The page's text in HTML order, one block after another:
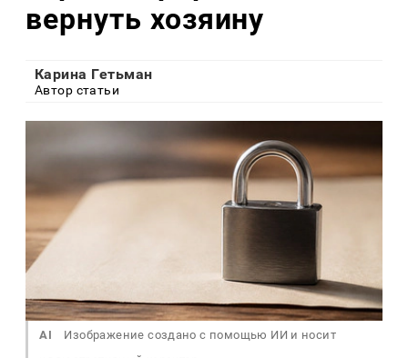
вернуть хозяину
Карина Гетьман
Автор статьи
AI
Изображение создано с помощью ИИ и носит